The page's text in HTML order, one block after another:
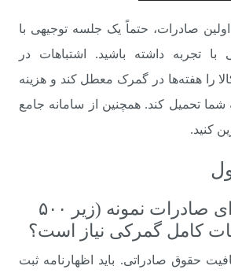
صادرات، حتماً یک جلسه توجیهی با
تجربه داشته باشید. اشتباهات در
را هفته‌ها در گمرک معطل کند و هزینه
شما تحمیل کند. همچنین از سامانه جامع
کنید.
سؤال ۱: آیا برای صادرات نمونه (زیر ۵۰۰
کامل گمرکی نیاز است؟
حقوق صادراتی. باید اظهارنامه ثبت